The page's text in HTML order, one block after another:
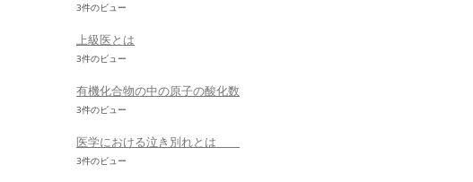
3件のビュー
上級医とは
3件のビュー
有機化合物の中の原子の酸化数
3件のビュー
医学における泣き別れとは
3件のビュー